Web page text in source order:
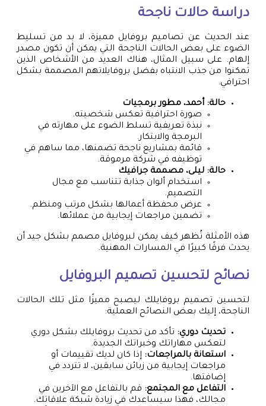
دراسة حالات ناجحة
عند الحديث عن تصاميم بروفايل مميزة، لا بد من تسليط
الضوء على بعض الحالات الناجحة التي يمكن أن تكون مصدر
إلهام. على سبيل المثال، هناك العديد من الأشخاص الذين
تمكنوا من جذب الانتباه بفضل بروفايلاتهم المصممة بشكل
احترافي.
حالة: أحمد، مطور برمجيات
صورة احترافية تعكس شخصيته.
نبذة تعريفية تسلط الضوء على مهارته في
البرمجة والابتكار.
قائمة بمشاريع ناجحة تضمنها، مما ساهم في
توظيفه في شركة مرموقة.
حالة: ليلى، مصممة جرافيك
استخدام ألوان جذابة تتناسب مع مجال
التصميم.
عرض محفظة أعمالها بشكل مرتب ومنظم.
تضمين مراجعات إيجابية من عملائها.
هذه الأمثلة تُظهر كيف يمكن لبروفايل مصمم بشكل جيد أن
يحدث فرقًا كبيرًا في المسارات المهنية.
نصائح لتحسين تصميم البروفايل
لتحسين تصميم بروفايلك ليصبح مميزًا مثل تلك الحالات
الناجحة، إليك بعض النصائح العملية:
تحديث دوري: تأكد من تحديث بروفايلك بشكل دوري
لتعكس مهاراتك وخبراتك الجديدة.
استعانة بالمراجعات: إذا كان لديك تقييمات أو
مراجعات إيجابية من زبائن سابقين، لا تتردد في
إضافتها.
التفاعل مع المجتمع: قم بالتفاعل مع الآخرين في
مجالك، فهذا سيساعدك في زيادة شبكة علاقاتك.